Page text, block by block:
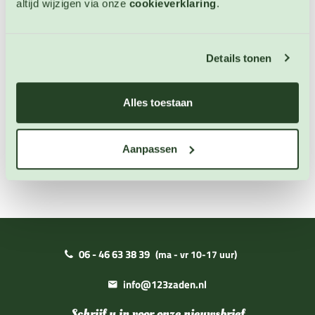
altijd wijzigen via onze cookieverklaring.
Details tonen
Alles toestaan
Aanpassen
OP VOORRAAD
06 - 46 63 38 39 (ma - vr 10-17 uur)
info@123zaden.nl